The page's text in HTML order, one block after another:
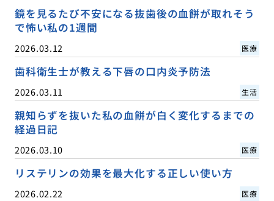
鏡を見るたび不安になる抜歯後の血餅が取れそう
で怖い私の1週間
2026.03.12 医療
歯科衛生士が教える下唇の口内炎予防法
2026.03.11 生活
親知らずを抜いた私の血餅が白く変化するまでの
経過日記
2026.03.10 医療
リステリンの効果を最大化する正しい使い方
2026.02.22 医療